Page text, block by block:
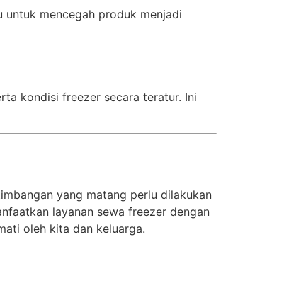
untuk mencegah produk menjadi
kondisi freezer secara teratur. Ini
yang matang perlu dilakukan
layanan sewa freezer dengan
oleh kita dan keluarga.